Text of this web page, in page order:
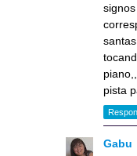
pista
Gabu